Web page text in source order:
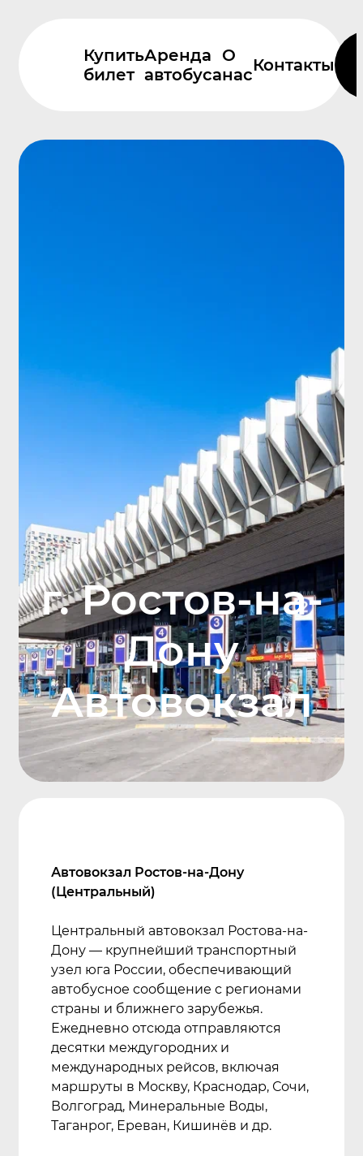
Купить
билет
Аренда
автобуса
О
насКонтакты
г. Ростов-на-
Дону
Автовокзал
Автовокзал Ростов-на-Дону
(Центральный)
Центральный автовокзал Ростова-на-
Дону — крупнейший транспортный
узел юга России, обеспечивающий
автобусное сообщение с регионами
страны и ближнего зарубежья.
Ежедневно отсюда отправляются
десятки междугородних и
международных рейсов, включая
маршруты в Москву, Краснодар, Сочи,
Волгоград, Минеральные Воды,
Таганрог, Ереван, Кишинёв и др.